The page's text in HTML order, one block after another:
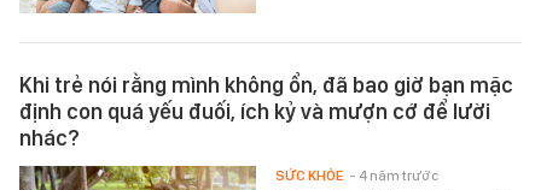
Khi trẻ nói rằng mình không ổn, đã bao giờ bạn mặc
định con quá yếu đuối, ích kỷ và mượn cớ để lười
nhác?
SỨC KHỎE - 4 năm trước